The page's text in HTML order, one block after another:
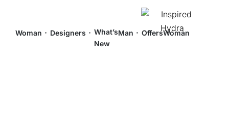
Woman Designers
What’s
New
Man OffersWoman